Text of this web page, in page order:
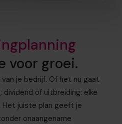
voor groei.
je bedrijf. Of het nu gaat
dividend of uitbreiding: elke
Het juiste plan geeft je
onaangename